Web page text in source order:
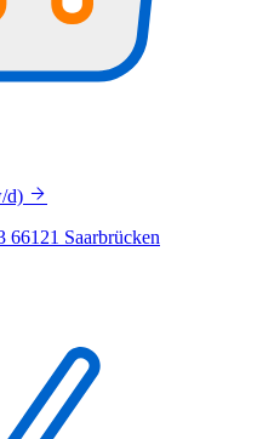
d)
66121 Saarbrücken